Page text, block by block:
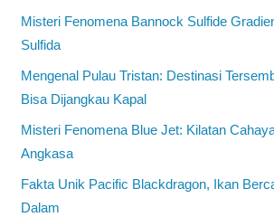
Misteri Fenomena Bannock Sulfide
Sulfida
Mengenal Pulau Tristan: Destinasi
Bisa Dijangkau Kapal
Misteri Fenomena Blue Jet: Kilatan
Angkasa
Fakta Unik Pacific Blackdragon, Ikan
Dalam